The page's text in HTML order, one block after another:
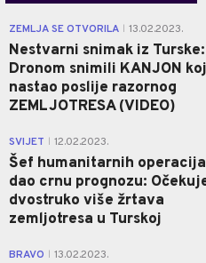
ZEMLJA SE OTVORILA 13.02.2023.
Nestvarni snimak iz Turske:
Dronom snimili KANJON
nastao poslije razornog
ZEMLJOTRESA (VIDEO)
SVIJET 12.02.2023.
Šef humanitarnih operacija
dao crnu prognozu:
dvostruko više žrtava
zemljotresa u Turskoj
BRAVO 13.02.2023.